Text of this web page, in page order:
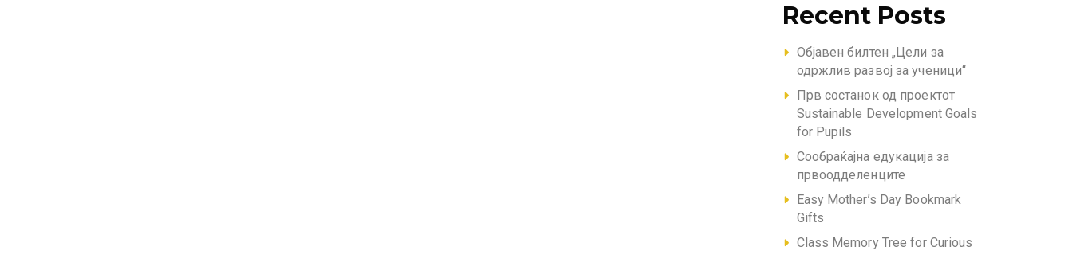
Recent Posts
Објавен билтен „Цели за
одржлив развој за ученици“
Прв состанок од проектот
Sustainable Development Goals
for Pupils
Сообраќајна едукација за
првоодделенците
Easy Mother’s Day Bookmark
Gifts
Class Memory Tree for Curious